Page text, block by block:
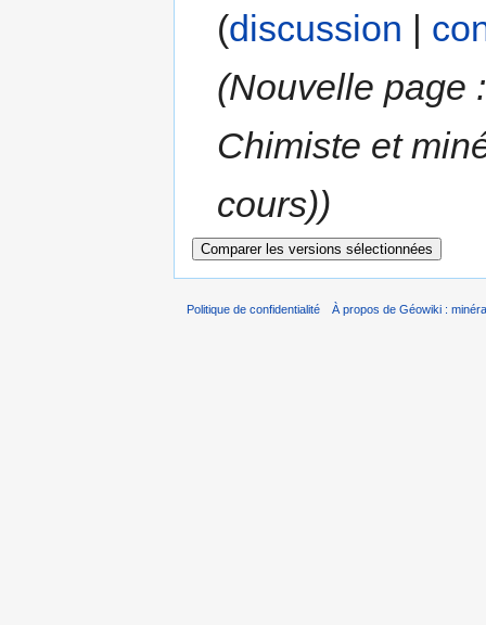
(discussion |
(Nouvelle page
Chimiste et
cours))
Politique de confidentialité À propos de Géowiki :